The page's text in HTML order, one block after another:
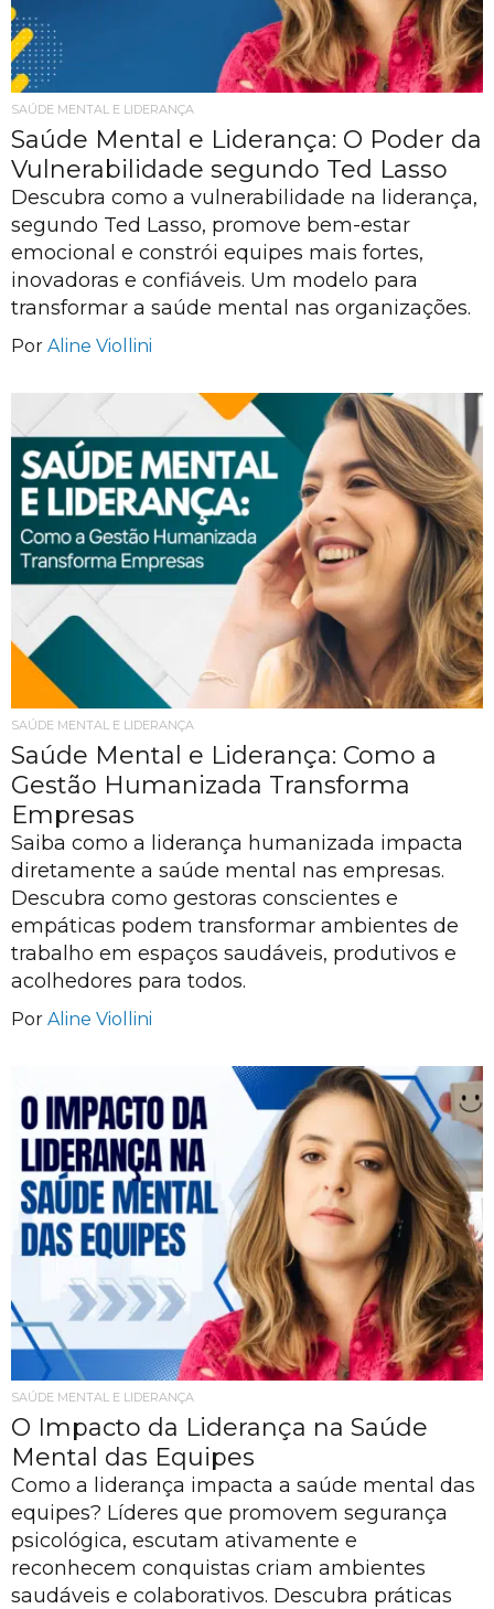
SAÚDE MENTAL E LIDERANÇA
Saúde Mental e Liderança: O Poder da
Vulnerabilidade segundo Ted Lasso
Descubra como a vulnerabilidade na liderança,
segundo Ted Lasso, promove bem-estar
emocional e constrói equipes mais fortes,
inovadoras e confiáveis. Um modelo para
transformar a saúde mental nas organizações.
Por Aline Viollini
SAÚDE MENTAL E LIDERANÇA
Saúde Mental e Liderança: Como a
Gestão Humanizada Transforma
Empresas
Saiba como a liderança humanizada impacta
diretamente a saúde mental nas empresas.
Descubra como gestoras conscientes e
empáticas podem transformar ambientes de
trabalho em espaços saudáveis, produtivos e
acolhedores para todos.
Por Aline Viollini
SAÚDE MENTAL E LIDERANÇA
O Impacto da Liderança na Saúde
Mental das Equipes
Como a liderança impacta a saúde mental das
equipes? Líderes que promovem segurança
psicológica, escutam ativamente e
reconhecem conquistas criam ambientes
saudáveis e colaborativos. Descubra práticas